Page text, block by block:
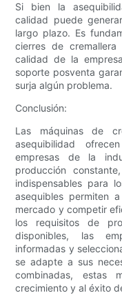
Si bien la
calidad puede
largo plazo. Es
cierres de
calidad de la
soporte posventa
surja algún problema.
Conclusión:
Las máquinas de
asequibilidad
empresas de la
producción
indispensables para
asequibles permiten
mercado y competir
los requisitos de
disponibles, las
informadas y
se adapte a sus
combinadas, estas
crecimiento y al éxito